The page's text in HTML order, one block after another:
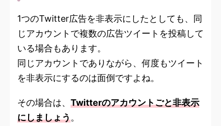
1つのTwitter広告を非表示にしたとしても、同
じアカウントで複数の広告ツイートを投稿して
いる場合もあります。
同じアカウントでありながら、何度もツイート
を非表示にするのは面倒ですよね。
その場合は、 Twitterのアカウントごと非表示
にしましょう。